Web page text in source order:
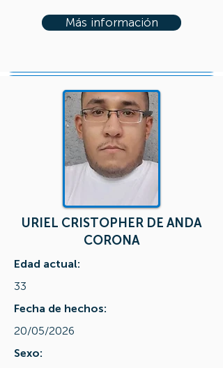
Más información
URIEL CRISTOPHER DE ANDA
CORONA
Edad actual:
33
Fecha de hechos:
20/05/2026
Sexo: